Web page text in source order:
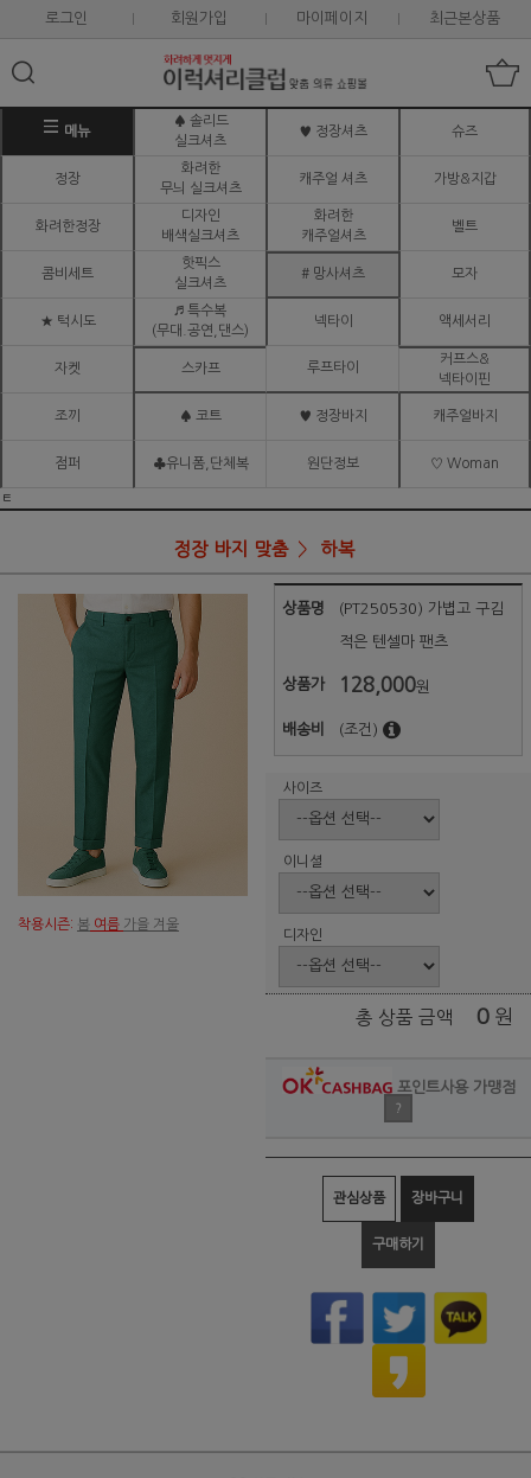
로그인 회원가입 마이페이지 최근본상품
메뉴
♠ 솔리드
실크셔츠
♥ 정장셔츠 슈즈
정장
화려한
무늬 실크셔츠
캐주얼 셔츠 가방&지갑
화려한정장
디자인
배색실크셔츠
화려한
캐주얼셔츠
벨트
콤비세트
핫픽스
실크셔츠
# 망사셔츠 모자
★ 턱시도
♬ 특수복
(무대.공연,댄스)
넥타이 액세서리
자켓 스카프 루프타이
커프스&
넥타이핀
조끼 ♠ 코트 ♥ 정장바지 캐주얼바지
점퍼 ♣유니폼,단체복 원단정보 ♡ Woman
ㅌ
정장 바지 맞춤 하복
착용시즌: 봄 여름 가을 겨울
상품명 (PT250530) 가볍고 구김
적은 텐셀마 팬츠
상품가 128,000원
배송비 (조건)
사이즈
이니셜
디자인
총 상품 금액 0 원
포인트사용 가맹점
?
관심상품 장바구니
구매하기